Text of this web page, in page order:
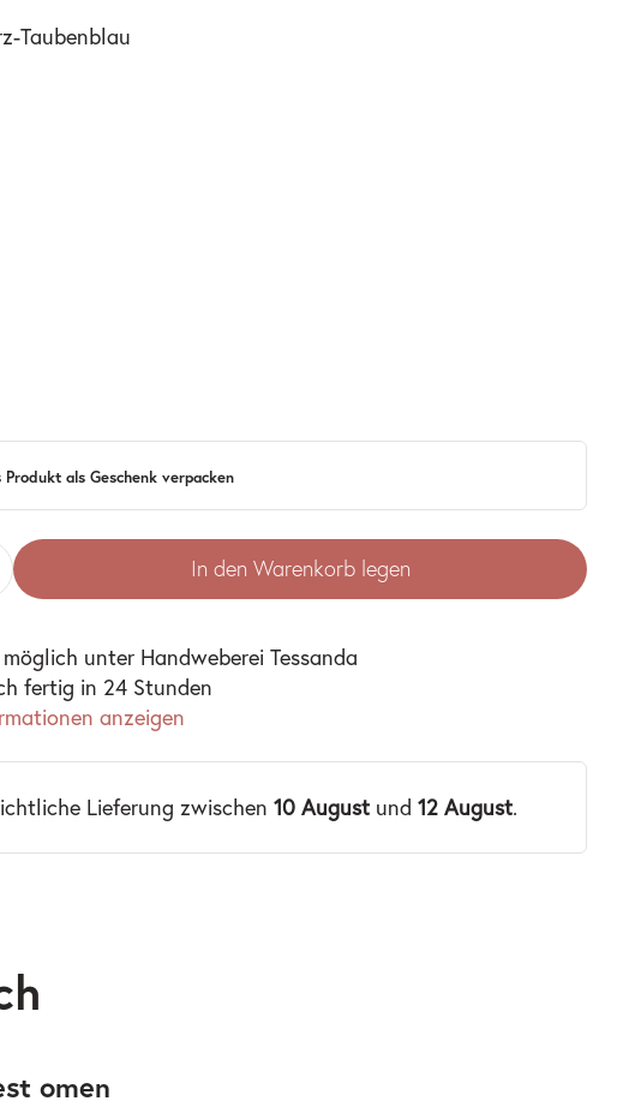
Taubenblau
Produkt als Geschenk verpacken
In den Warenkorb legen
unter Handweberei Tessanda
fertig in 24 Stunden
anzeigen
Lieferung zwischen 10 August und 12 August.
omen